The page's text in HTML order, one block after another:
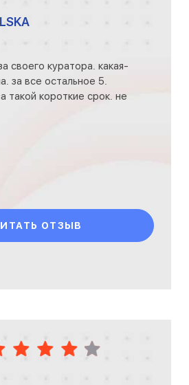
своего куратора. какая-
за все остальное 5.
такой короткие срок. не
ОТЗЫВ